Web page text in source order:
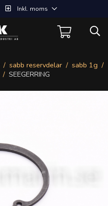
Inkl. moms
sabb reservdelar
sabb 1g
SEEGERRING